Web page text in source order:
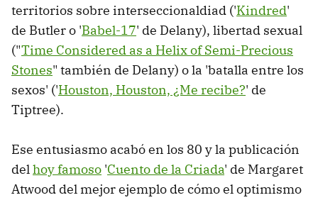
territorios sobre interseccionaldiad ('Kindred'
de Butler o 'Babel-17' de Delany), libertad sexual
("Time Considered as a Helix of Semi-Precious
Stones" también de Delany) o la 'batalla entre los
sexos' ('Houston, Houston, ¿Me recibe?' de
Tiptree).
Ese entusiasmo acabó en los 80 y la publicación
delhoy famoso 'Cuento de la Criada' de Margaret
Atwood del mejor ejemplo de cómo el optimismo